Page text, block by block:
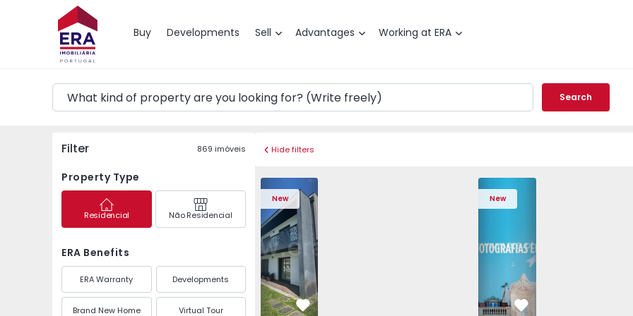
Buy Developments Sell Advantages Working at ERA
Map
Search
Filter 869 imóveis
Property Type
Residencial Não Residencial
ERA Benefits
ERA Warranty Developments
Brand New Home Virtual Tour
Hide filters
New
House T4 Amarante, Amarante (São Gonçalo), Madalena, Cepelos e Gatão -
House T4 Amarante, Amarante (São Gonçalo), Madalena, Cepelos e
House T4 Amarante, Amarante (São Gonçalo), Madalena,
House T4 Amarante, Amarante (São Gonçalo),
House T4 Amarante, Amarante (São
House T4 Amarante,
House T4
Favorite
New
Apartment T3 Vila Nova de
Favorite